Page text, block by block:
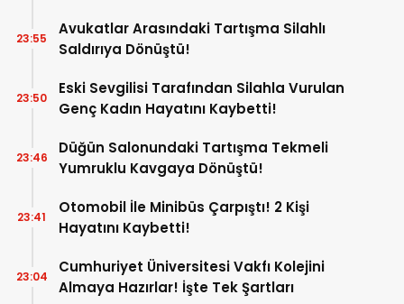
Avukatlar Arasındaki Tartışma Silahlı
Saldırıya Dönüştü!
23:55
Eski Sevgilisi Tarafından Silahla Vurulan
Genç Kadın Hayatını Kaybetti!
23:50
Düğün Salonundaki Tartışma Tekmeli
Yumruklu Kavgaya Dönüştü!
23:46
Otomobil İle Minibüs Çarpıştı! 2 Kişi
Hayatını Kaybetti!
23:41
Cumhuriyet Üniversitesi Vakfı Kolejini
Almaya Hazırlar! İşte Tek Şartları
23:04